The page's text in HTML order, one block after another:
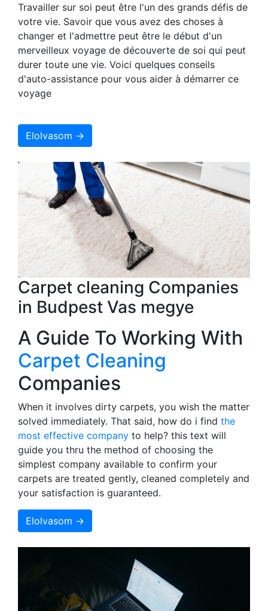
Travailler sur soi peut être l'un des grands défis de
votre vie. Savoir que vous avez des choses à
changer et l'admettre peut être le début d'un
merveilleux voyage de découverte de soi qui peut
durer toute une vie. Voici quelques conseils
d'auto-assistance pour vous aider à démarrer ce
voyage
Elolvasom →
Carpet cleaning Companies
in Budpest Vas megye
A Guide To Working With
Carpet Cleaning
Companies
When it involves dirty carpets, you wish the matter
solved immediately. That said, how do i find the
most effective company to help? this text will
guide you thru the method of choosing the
simplest company available to confirm your
carpets are treated gently, cleaned completely and
your satisfaction is guaranteed.
Elolvasom →